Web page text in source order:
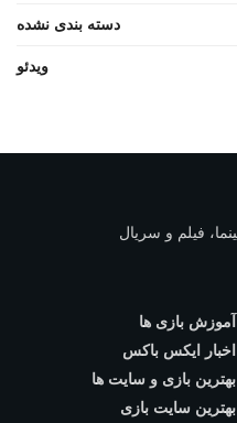
دسته بندی نشده
ویدئو
آموزش بازی ها
اخبار ایکس باکس
بهترین بازی و سایت ها
بهترین سایت بازی